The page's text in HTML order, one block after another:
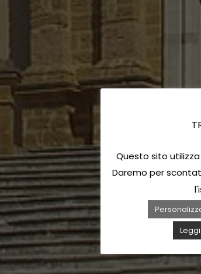
Questo sito
Daremo per